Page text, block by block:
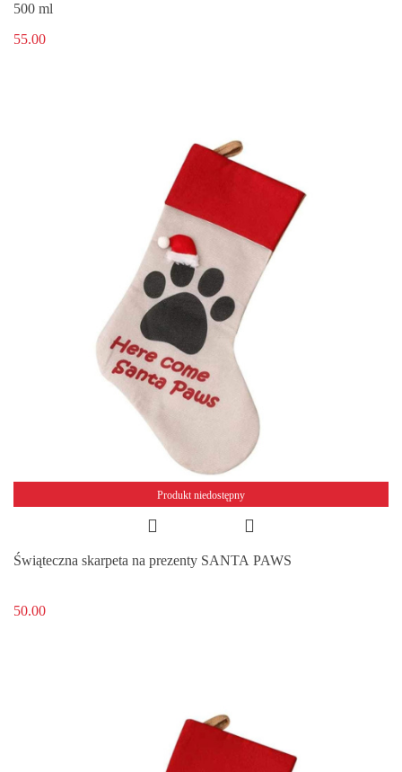
500 ml
55.00
Produkt niedostępny
Świąteczna skarpeta na prezenty SANTA PAWS
50.00